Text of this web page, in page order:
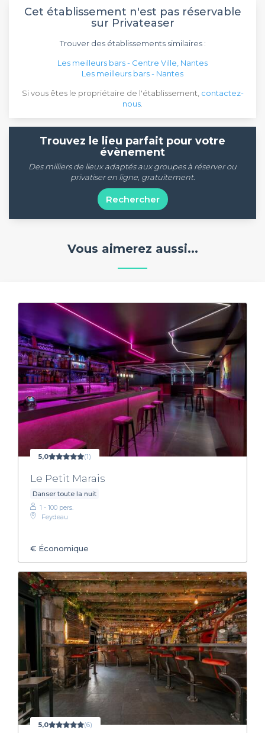
Cet établissement n'est pas réservable
sur Privateaser
Trouver des établissements similaires :
Les meilleurs bars - Centre Ville, Nantes
Les meilleurs bars - Nantes
Si vous êtes le propriétaire de l'établissement, contactez-
nous
Trouvez le lieu parfait pour votre
évènement
Des milliers de lieux adaptés aux groupes à réserver ou
privatiser en ligne, gratuitement.
Rechercher
Vous aimerez aussi...
5,0 (1)
Le Petit Marais
Danser toute la nuit
1 - 100 pers.
Feydeau
€ Économique
5,0 (6)